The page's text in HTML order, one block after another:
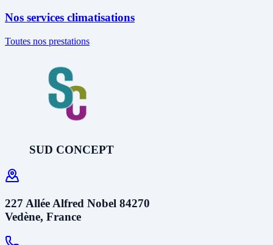
Nos services climatisations
Toutes nos prestations
SUD CONCEPT
227 Allée Alfred Nobel 84270
Vedène, France